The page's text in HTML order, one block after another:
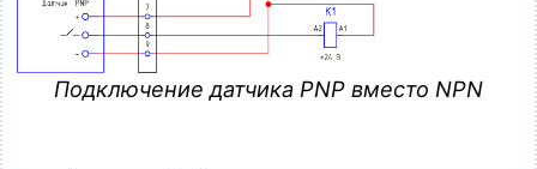
Подключение датчика PNP вместо NPN